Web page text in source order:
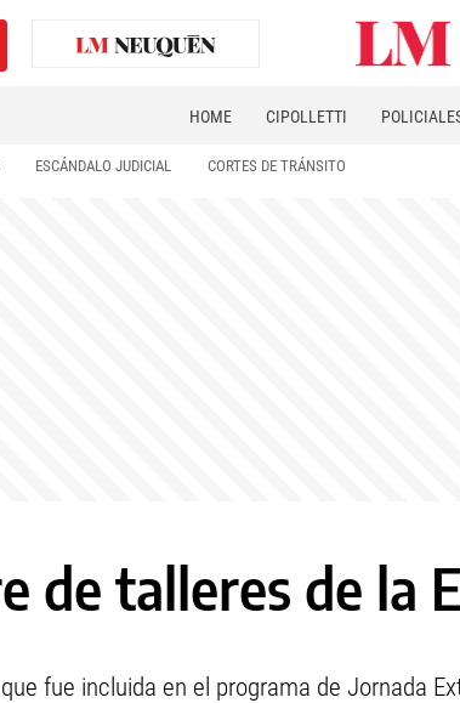
HOME CIPOLLETTI
ESCÁNDALO JUDICIAL CORTES DE TRÁNSITO
de talleres de la
fue incluida en el programa de Jornada